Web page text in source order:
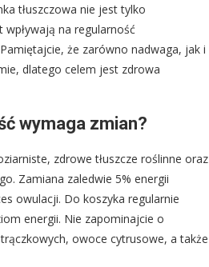
tłuszczowa nie jest tylko
na regularność
że zarówno nadwaga, jak i
dlatego celem jest zdrowa
wymaga zmian?
zdrowe tłuszcze roślinne oraz
Zamiana zaledwie 5% energii
owulacji. Do koszyka regularnie
energii. Nie zapominajcie o
owoce cytrusowe, a także